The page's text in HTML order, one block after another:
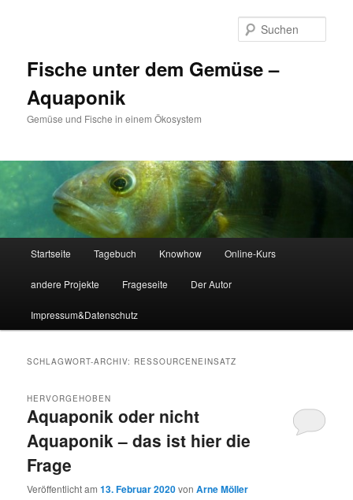
Fische unter dem Gemüse –
Aquaponik
Gemüse und Fische in einem Ökosystem
Startseite Tagebuch Knowhow Online-Kurs
andere Projekte Frageseite Der Autor
Impressum&Datenschutz
SCHLAGWORT-ARCHIV: RESSOURCENEINSATZ
Aquaponik oder nicht
Aquaponik – das ist hier die
Frage
HERVORGEHOBEN
Veröffentlicht am13. Februar 2020vonArne Möller